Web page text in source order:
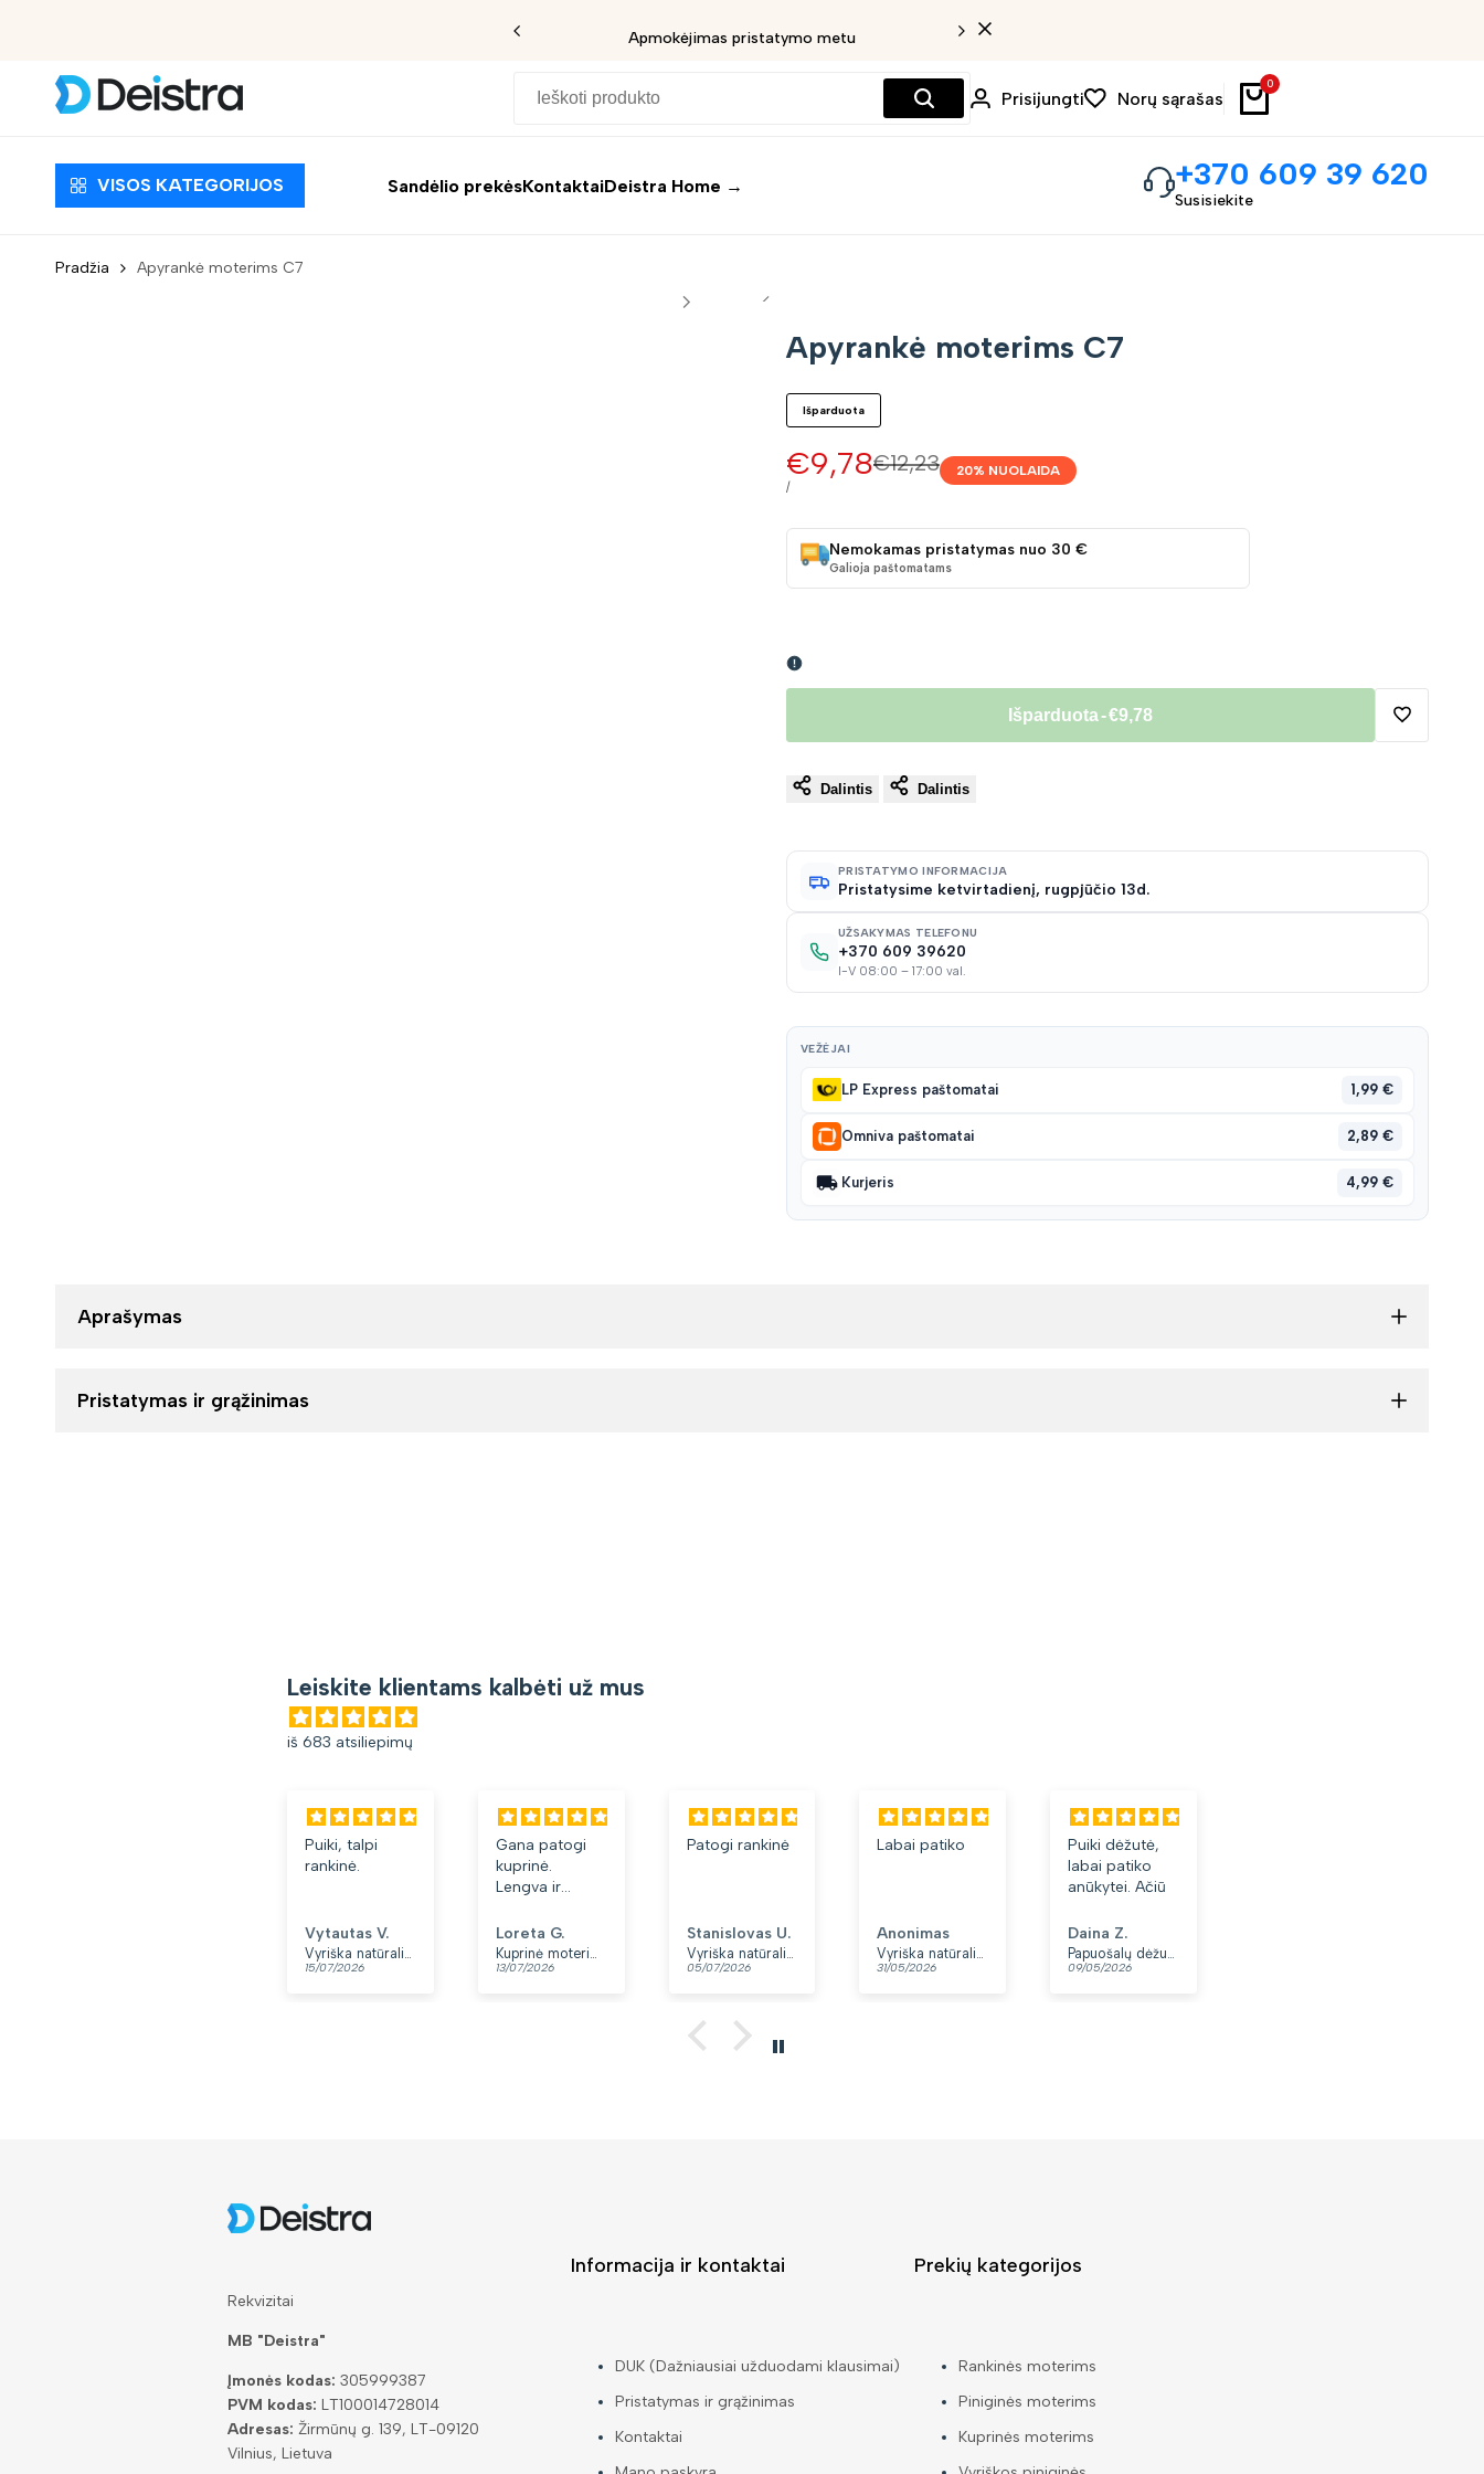
Apmokėjimas pristatymo metu
Prisijungti Norų sąrašas
0
VISOS KATEGORIJOS Sandėlio prekėsKontaktaiDeistra Home → +370 609 39 620
Susisiekite
Pradžia Apyrankė moterims C7
Apyrankė moterims C7
Išparduota
Įprasta
€12,23
Pardavimo
kaina
€9,78
VIENETO
/
20% NUOLAIDA
Nemokamas pristatymas nuo 30 €
Galioja paštomatams
Išparduota-€9,78
Pridėti
norų
sąrašą
Dalintis Dalintis
PRISTATYMO INFORMACIJA
Pristatysime ketvirtadienį, rugpjūčio 13d.
UŽSAKYMAS TELEFONU
+370 609 39620
I-V 08:00 – 17:00 val.
VEŽĖJAI
LP Express paštomatai 1,99 €
Omniva paštomatai 2,89 €
Kurjeris 4,99 €
Aprašymas
Pristatymas ir grąžinimas
Leiskite klientams kalbėti už mus
iš 683 atsiliepimų
Puiki, talpi
rankinė.
Vytautas V.
15/07/2026
Gana patogi
kuprinė.
Lengva ir
Patinka, kad
yra du skyriai.
👍
Loreta G.
13/07/2026
Patogi rankinė
Stanislovas U.
05/07/2026
Labai patiko
Anonimas
31/05/2026
Puiki dėžutė,
labai patiko
anūkytei. Ačiū
Daina Z.
09/05/2026
Rekvizitai
MB "Deistra"
Įmonės kodas: 305999387
PVM kodas: LT100014728014
Adresas: Žirmūnų g. 139, LT-09120
Vilnius, Lietuva
Informacija ir kontaktai
DUK (Dažniausiai užduodami klausimai)
Pristatymas ir grąžinimas
Kontaktai
Prekių kategorijos
Rankinės moterims
Piniginės moterims
Kuprinės moterims